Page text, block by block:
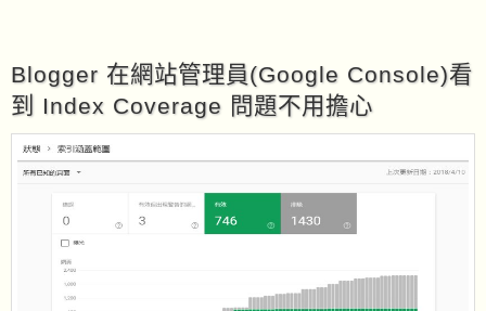
Blogger 在網站管理員(Google Console)看
到 Index Coverage 問題不用擔心